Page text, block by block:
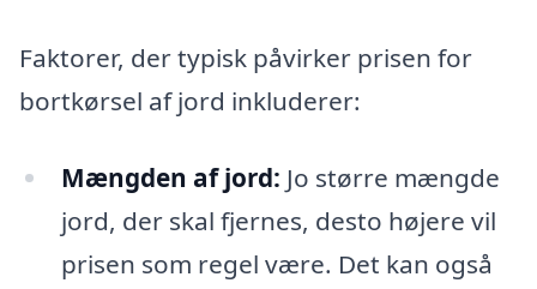
Faktorer, der typisk påvirker prisen for
bortkørsel af jord inkluderer:
Mængden af jord: Jo større mængde
jord, der skal fjernes, desto højere vil
prisen som regel være. Det kan også